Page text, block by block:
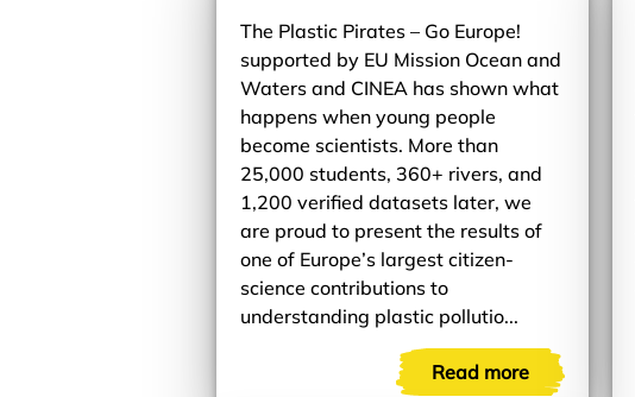
The Plastic Pirates – Go Europe!
supported by EU Mission Ocean and
Waters and CINEA has shown what
happens when young people
become scientists. More than
25,000 students, 360+ rivers, and
1,200 verified datasets later, we
are proud to present the results of
one of Europe’s largest citizen-
science contributions to
understanding plastic pollutio...
Read more